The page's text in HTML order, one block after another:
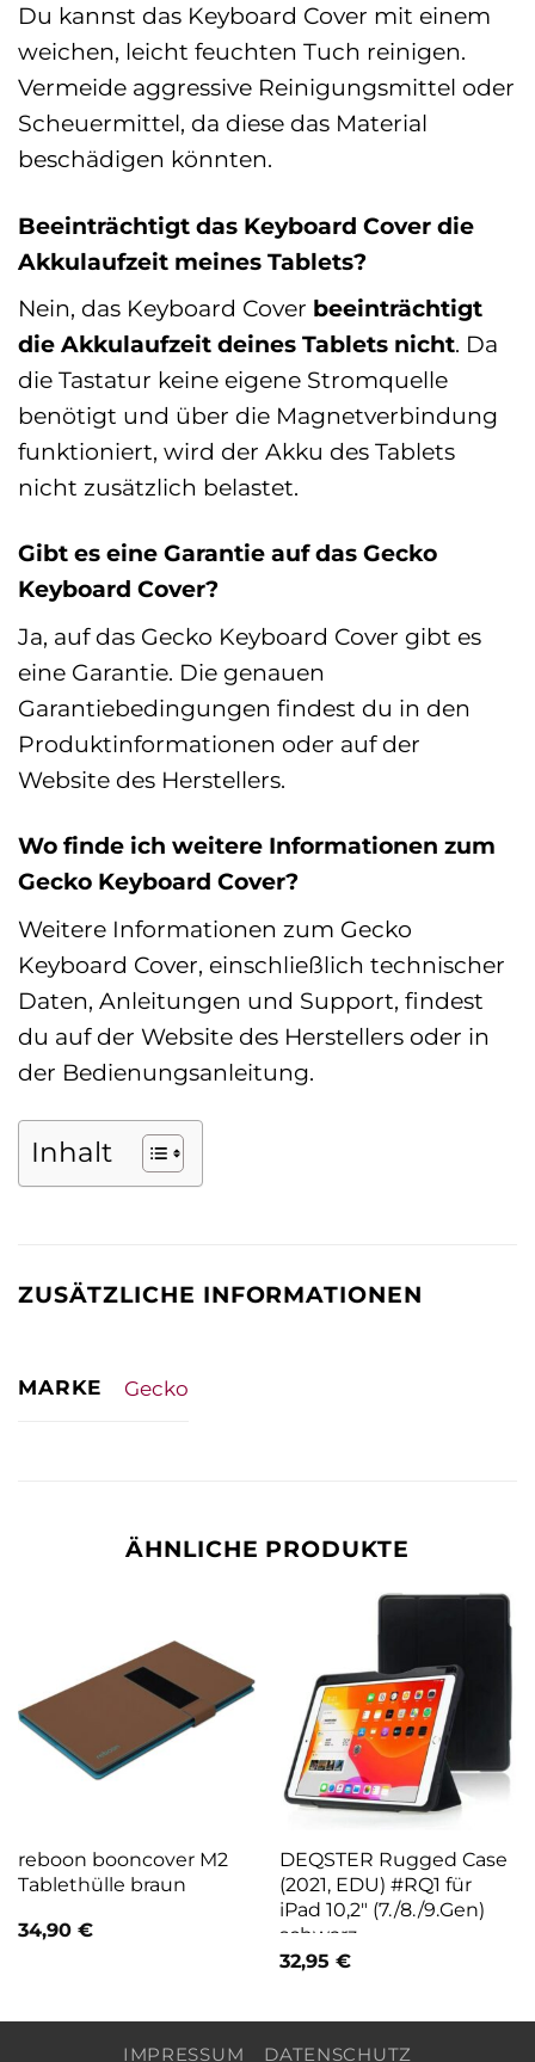
Du kannst das Keyboard Cover mit einem
weichen, leicht feuchten Tuch reinigen.
Vermeide aggressive Reinigungsmittel oder
Scheuermittel, da diese das Material
beschädigen könnten.
Beeinträchtigt das Keyboard Cover die
Akkulaufzeit meines Tablets?
Nein, das Keyboard Cover beeinträchtigt
die Akkulaufzeit deines Tablets nicht. Da
die Tastatur keine eigene Stromquelle
benötigt und über die Magnetverbindung
funktioniert, wird der Akku des Tablets
nicht zusätzlich belastet.
Gibt es eine Garantie auf das Gecko
Keyboard Cover?
Ja, auf das Gecko Keyboard Cover gibt es
eine Garantie. Die genauen
Garantiebedingungen findest du in den
Produktinformationen oder auf der
Website des Herstellers.
Wo finde ich weitere Informationen zum
Gecko Keyboard Cover?
Weitere Informationen zum Gecko
Keyboard Cover, einschließlich technischer
Daten, Anleitungen und Support, findest
du auf der Website des Herstellers oder in
der Bedienungsanleitung.
Inhalt
ZUSÄTZLICHE INFORMATIONEN
MARKE Gecko
ÄHNLICHE PRODUKTE
reboon booncover M2
Tablethülle braun
34,90 €
DEQSTER Rugged Case
(2021, EDU) #RQ1 für
iPad 10,2″ (7./8./9.Gen)
schwarz
32,95 €
IMPRESSUM DATENSCHUTZ